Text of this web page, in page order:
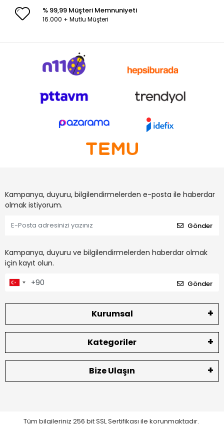
% 99,99 Müşteri Memnuniyeti
16.000 + Mutlu Müşteri
Kampanya, duyuru, bilgilendirmelerden e-posta ile haberdar
olmak istiyorum.
Gönder
Kampanya, duyuru ve bilgilendirmelerden haberdar olmak
için kayıt olun.
Gönder
Kurumsal
Kategoriler
Bize Ulaşın
Tüm bilgileriniz 256 bit SSL Sertifikası ile korunmaktadır.